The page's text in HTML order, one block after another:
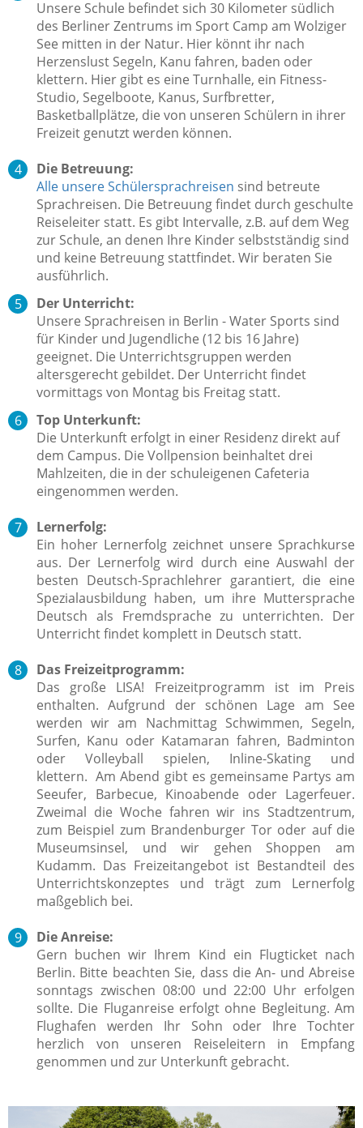
Unsere Schule befindet sich 30 Kilometer südlich
des Berliner Zentrums im Sport Camp am Wolziger
See mitten in der Natur. Hier könnt ihr nach
Herzenslust Segeln, Kanu fahren, baden oder
klettern. Hier gibt es eine Turnhalle, ein Fitness-
Studio, Segelboote, Kanus, Surfbretter,
Basketballplätze, die von unseren Schülern in ihrer
Freizeit genutzt werden können.
Die Betreuung:
Alle unsere Schülersprachreisen sind betreute
Sprachreisen. Die Betreuung findet durch geschulte
Reiseleiter statt. Es gibt Intervalle, z.B. auf dem Weg
zur Schule, an denen Ihre Kinder selbstständig sind
und keine Betreuung stattfindet. Wir beraten Sie
ausführlich.
Der Unterricht:
Unsere Sprachreisen in Berlin - Water Sports sind
für Kinder und Jugendliche (12 bis 16 Jahre)
geeignet. Die Unterrichtsgruppen werden
altersgerecht gebildet. Der Unterricht findet
vormittags von Montag bis Freitag statt.
Top Unterkunft:
Die Unterkunft erfolgt in einer Residenz direkt auf
dem Campus. Die Vollpension beinhaltet drei
Mahlzeiten, die in der schuleigenen Cafeteria
eingenommen werden.
Lernerfolg:
Ein hoher Lernerfolg zeichnet unsere Sprachkurse
aus. Der Lernerfolg wird durch eine Auswahl der
besten Deutsch-Sprachlehrer garantiert, die eine
Spezialausbildung haben, um ihre Muttersprache
Deutsch als Fremdsprache zu unterrichten. Der
Unterricht findet komplett in Deutsch statt.
Das Freizeitprogramm:
Das große LISA! Freizeitprogramm ist im Preis
enthalten. Aufgrund der schönen Lage am See
werden wir am Nachmittag Schwimmen, Segeln,
Surfen, Kanu oder Katamaran fahren, Badminton
oder Volleyball spielen, Inline-Skating und
klettern. Am Abend gibt es gemeinsame Partys am
Seeufer, Barbecue, Kinoabende oder Lagerfeuer.
Zweimal die Woche fahren wir ins Stadtzentrum,
zum Beispiel zum Brandenburger Tor oder auf die
Museumsinsel, und wir gehen Shoppen am
Kudamm. Das Freizeitangebot ist Bestandteil des
Unterrichtskonzeptes und trägt zum Lernerfolg
maßgeblich bei.
Die Anreise:
Gern buchen wir Ihrem Kind ein Flugticket nach
Berlin. Bitte beachten Sie, dass die An- und Abreise
sonntags zwischen 08:00 und 22:00 Uhr erfolgen
sollte. Die Fluganreise erfolgt ohne Begleitung. Am
Flughafen werden Ihr Sohn oder Ihre Tochter
herzlich von unseren Reiseleitern in Empfang
genommen und zur Unterkunft gebracht.